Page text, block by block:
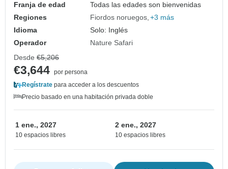
Franja de edad
Todas las edades son bienvenidas
Regiones
Fiordos noruegos +3 más
Idioma
Solo: Inglés
Operador
Nature Safari
Desde €5,206
€3,644 por persona
Regístrate para acceder a los descuentos
Precio basado en una habitación privada doble
1 ene., 2027
10 espacios libres
2 ene., 2027
10 espacios libres